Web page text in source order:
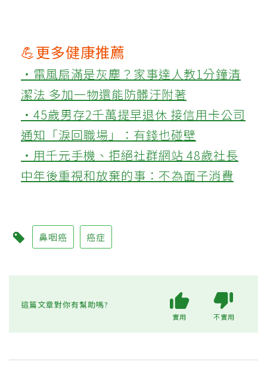
💪更多健康推薦
‧電風扇滿是灰塵？家事達人教1分鐘清
潔法 多加一物還能防髒汙附著
‧45歲男存2千萬提早退休 接信用卡公司
通知「淚回職場」：有錢也碰壁
‧用千元手機、拒絕社群網站 48歲社長
中年後重視和放棄的事：不為面子消費
鼻咽癌 癌症
這篇文章對你有幫助嗎?
實用 不實用